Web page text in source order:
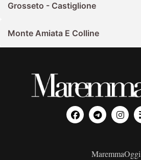
Grosseto - Castiglione
Monte Amiata E Colline
MaremmaOggi